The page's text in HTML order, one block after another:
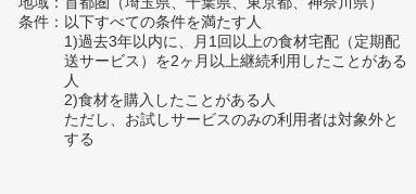
条件：以下すべての条件を満たす人
1)過去3年以内に、月1回以上の食材宅配（定期配
送サービス）を2ヶ月以上継続利用したことがある
人
2)食材を購入したことがある人
ただし、お試しサービスのみの利用者は対象外と
する